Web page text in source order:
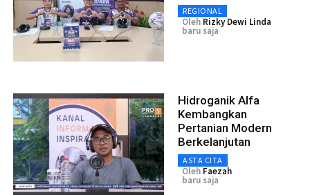
REGIONAL
Oleh Rizky Dewi Linda
baru saja
Hidroganik Alfa
Kembangkan
Pertanian Modern
Berkelanjutan
ASTA CITA
Oleh Faezah
baru saja